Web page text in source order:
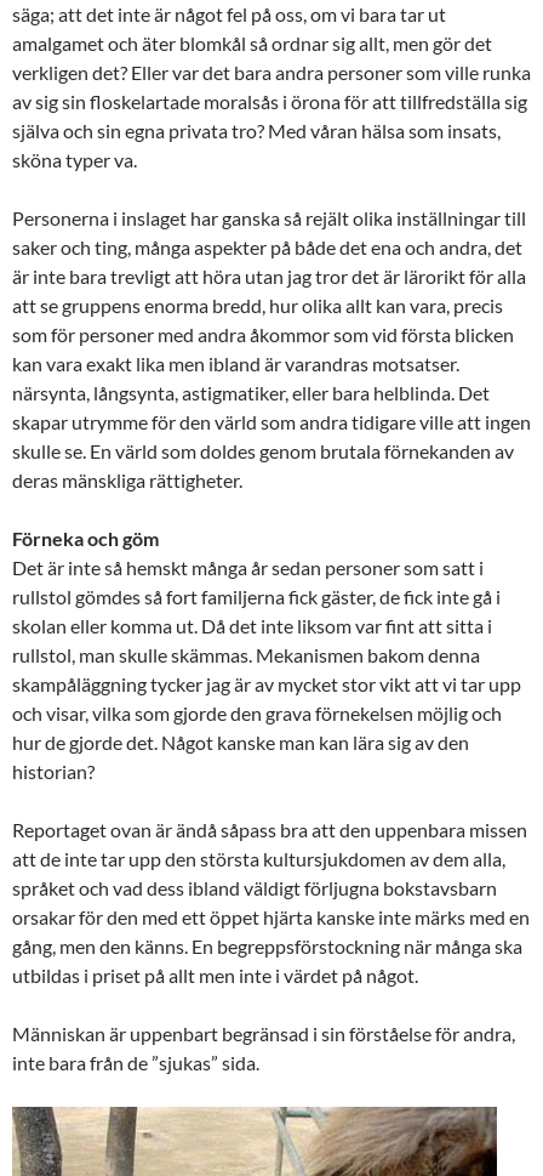
säga; att det inte är något fel på oss, om vi bara tar ut
amalgamet och äter blomkål så ordnar sig allt, men gör det
verkligen det? Eller var det bara andra personer som ville runka
av sig sin floskelartade moralsås i örona för att tillfredställa sig
själva och sin egna privata tro? Med våran hälsa som insats,
sköna typer va.
Personerna i inslaget har ganska så rejält olika inställningar till
saker och ting, många aspekter på både det ena och andra, det
är inte bara trevligt att höra utan jag tror det är lärorikt för alla
att se gruppens enorma bredd, hur olika allt kan vara, precis
som för personer med andra åkommor som vid första blicken
kan vara exakt lika men ibland är varandras motsatser.
närsynta, långsynta, astigmatiker, eller bara helblinda. Det
skapar utrymme för den värld som andra tidigare ville att ingen
skulle se. En värld som doldes genom brutala förnekanden av
deras mänskliga rättigheter.
Förneka och göm
Det är inte så hemskt många år sedan personer som satt i
rullstol gömdes så fort familjerna fick gäster, de fick inte gå i
skolan eller komma ut. Då det inte liksom var fint att sitta i
rullstol, man skulle skämmas. Mekanismen bakom denna
skampåläggning tycker jag är av mycket stor vikt att vi tar upp
och visar, vilka som gjorde den grava förnekelsen möjlig och
hur de gjorde det. Något kanske man kan lära sig av den
historian?
Reportaget ovan är ändå såpass bra att den uppenbara missen
att de inte tar upp den största kultursjukdomen av dem alla,
språket och vad dess ibland väldigt förljugna bokstavsbarn
orsakar för den med ett öppet hjärta kanske inte märks med en
gång, men den känns. En begreppsförstockning när många ska
utbildas i priset på allt men inte i värdet på något.
Människan är uppenbart begränsad i sin förståelse för andra,
inte bara från de ”sjukas” sida.